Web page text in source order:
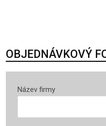
OBJEDNÁVKOVÝ
Název firmy